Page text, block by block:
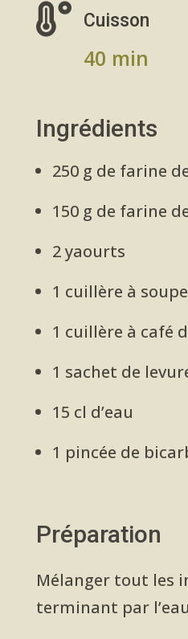
 Cuisson
40 min
Ingrédients
250 g de farine
150 g de farine
2 yaourts
1 cuillère à
1 cuillère à café
1 sachet de
15 cl d’eau
1 pincée de
Préparation
Mélanger tout les
terminant par